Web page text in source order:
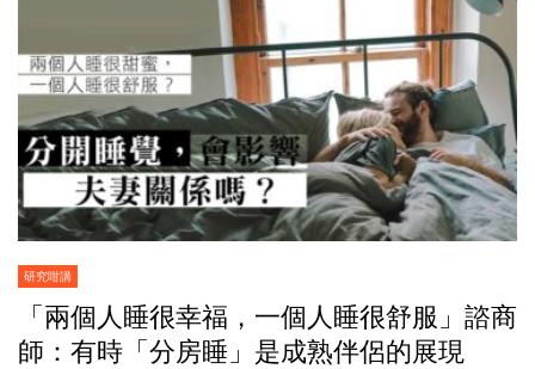
研究咁講
「兩個人睡很幸福，一個人睡很舒服」諮商
師：有時「分房睡」是成熟伴侶的展現